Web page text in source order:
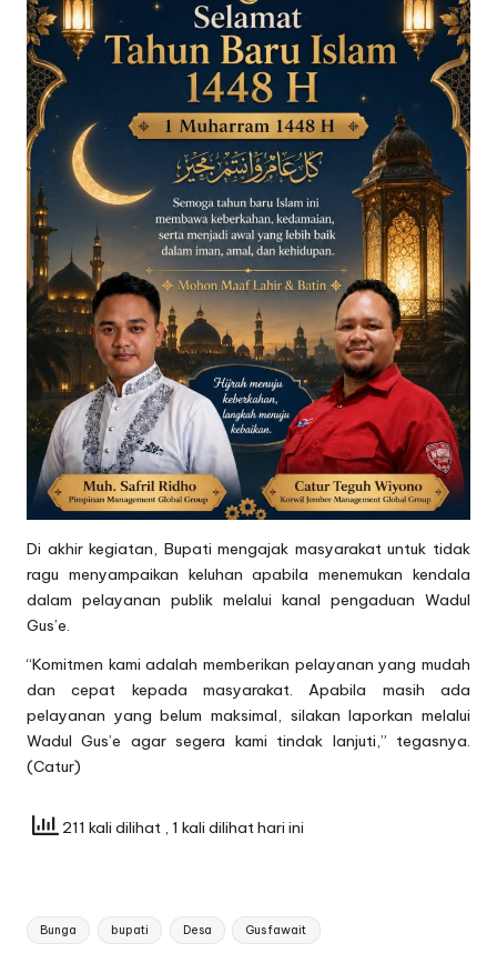
Di akhir kegiatan, Bupati mengajak masyarakat untuk tidak
ragu menyampaikan keluhan apabila menemukan kendala
dalam pelayanan publik melalui kanal pengaduan Wadul
Gus’e.
“Komitmen kami adalah memberikan pelayanan yang mudah
dan cepat kepada masyarakat. Apabila masih ada
pelayanan yang belum maksimal, silakan laporkan melalui
Wadul Gus’e agar segera kami tindak lanjuti,” tegasnya.
(Catur)
211 kali dilihat , 1 kali dilihat hari ini
Tags:
Bunga bupati Desa Gus fawait